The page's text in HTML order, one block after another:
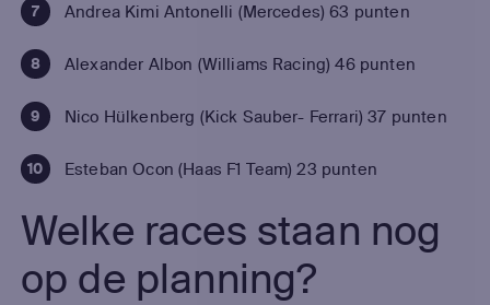
Andrea Kimi Antonelli (Mercedes) 63 punten
Alexander Albon (Williams Racing) 46 punten
Nico Hülkenberg (Kick Sauber- Ferrari) 37 punten
Esteban Ocon (Haas F1 Team) 23 punten
Welke races staan nog
op de planning?